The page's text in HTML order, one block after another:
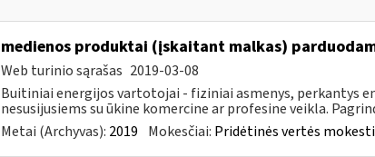
medienos produktai (įskaitant malkas)
Web turinio sąrašas 2019-03-08
Buitiniai energijos vartotojai - fiziniai asmenys, perkantys
nesusijusiems su ūkine komercine ar profesine veikla.
Metai (Archyvas): 2019 Mokesčiai: Pridėtinės vertės